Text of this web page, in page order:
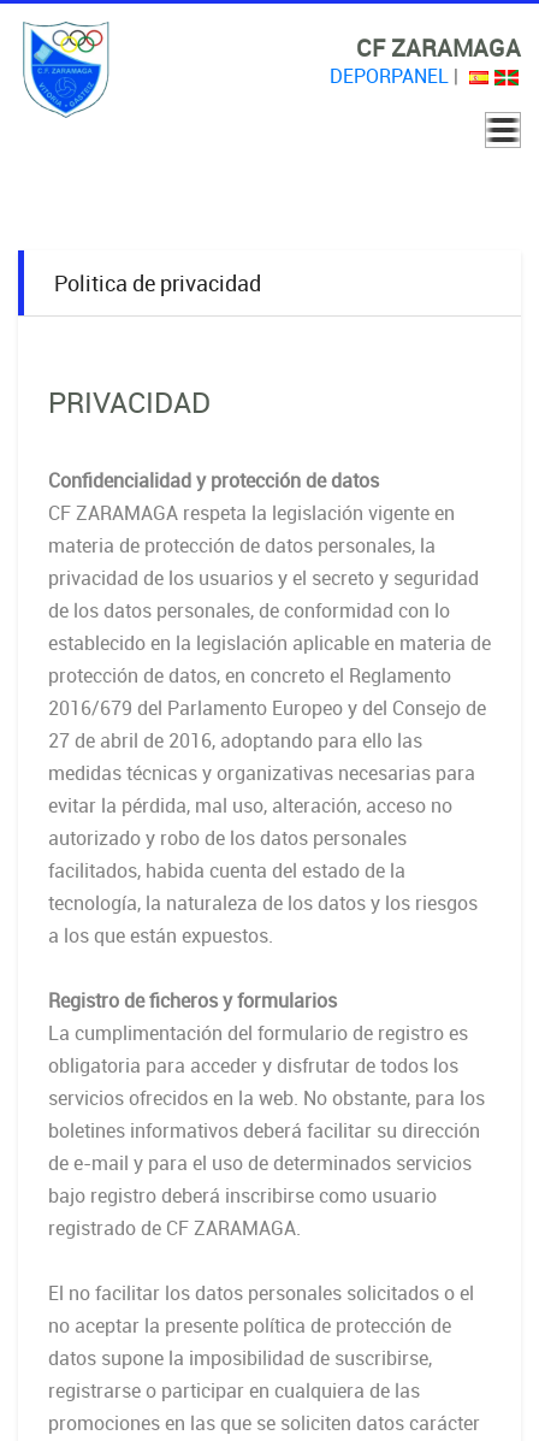
CF ZARAMAGA
DEPORPANEL |
Politica de privacidad
PRIVACIDAD
Confidencialidad y protección de datos
CF ZARAMAGA respeta la legislación vigente en
materia de protección de datos personales, la
privacidad de los usuarios y el secreto y seguridad
de los datos personales, de conformidad con lo
establecido en la legislación aplicable en materia de
protección de datos, en concreto el Reglamento
2016/679 del Parlamento Europeo y del Consejo de
27 de abril de 2016, adoptando para ello las
medidas técnicas y organizativas necesarias para
evitar la pérdida, mal uso, alteración, acceso no
autorizado y robo de los datos personales
facilitados, habida cuenta del estado de la
tecnología, la naturaleza de los datos y los riesgos
a los que están expuestos.
Registro de ficheros y formularios
La cumplimentación del formulario de registro es
obligatoria para acceder y disfrutar de todos los
servicios ofrecidos en la web. No obstante, para los
boletines informativos deberá facilitar su dirección
de e-mail y para el uso de determinados servicios
bajo registro deberá inscribirse como usuario
registrado de CF ZARAMAGA.
El no facilitar los datos personales solicitados o el
no aceptar la presente política de protección de
datos supone la imposibilidad de suscribirse,
registrarse o participar en cualquiera de las
promociones en las que se soliciten datos carácter